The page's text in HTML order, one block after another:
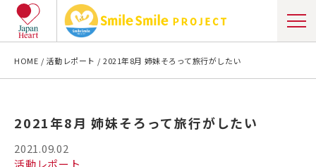
HOME 活動レポート 2021年8月 姉妹そろって旅行がしたい
2021年8月 姉妹そろって旅行がしたい
2021.09.02
活動レポート